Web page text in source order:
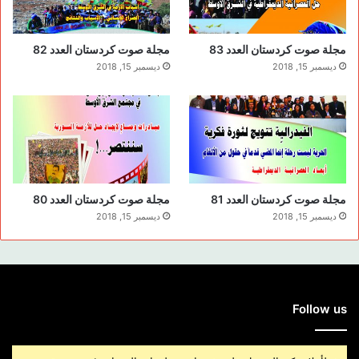
لأن السلطوية بتقديسها الدين قدست سلطويتها وأعطتها
الأهمية، ومازال الوضع مستمراً إلى يومنا هذا. فالإمبراطوريات
جميعها عملت من خلاله على تطبيع الشعب حيث استخدمته
الإمبراطورية العثمانية بشكل أكبر، حيث استخدمت الدين
الإسلامي واتخذت على وجه الخصوص المذهب السني كأساس
وهوية لها. إلا أن تجربة الأحزاب اليسارية والقوموية في الشرق
الأوسط أدت إلى إفلاسها (تراجعها)، حيث كانت الجبهات
محتدمة بالمعارك والإنكار، الرفض مما أدى لإفلاسها
الدين
الدين في الشرق الأوسط يعد حاجة أساسية، وليست ثانوية، فالدين
مجلة صوت كردستان العدد 83
ديسمبر 15, 2018
مجلة صوت كردستان العدد 82
ديسمبر 15, 2018
مجلة صوت كردستان العدد 81
ديسمبر 15, 2018
مجلة صوت كردستان العدد 80
ديسمبر 15, 2018
Follow us